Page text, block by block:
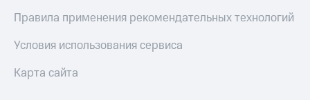
Правила применения рекомендательных технологий
Условия использования сервиса
Карта сайта